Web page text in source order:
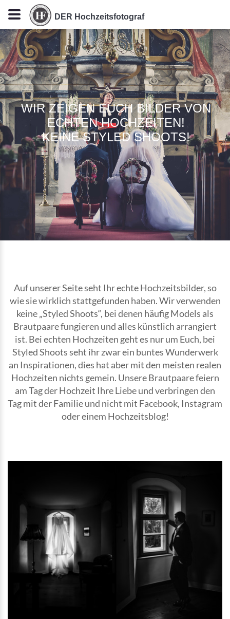
DER Hochzeitsfotograf
WIR ZEIGEN EUCH BILDER VON
ECHTEN HOCHZEITEN!
KEINE STYLED SHOOTS!
Auf unserer Seite seht Ihr echte Hochzeitsbilder, so
wie sie wirklich stattgefunden haben. Wir verwenden
keine „Styled Shoots“, bei denen häufig Models als
Brautpaare fungieren und alles künstlich arrangiert
ist. Bei echten Hochzeiten geht es nur um Euch, bei
Styled Shoots seht ihr zwar ein buntes Wunderwerk
an Inspirationen, dies hat aber mit den meisten realen
Hochzeiten nichts gemein. Unsere Brautpaare feiern
am Tag der Hochzeit Ihre Liebe und verbringen den
Tag mit der Familie und nicht mit Facebook, Instagram
oder einem Hochzeitsblog!